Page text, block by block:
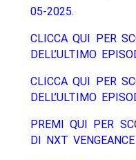
05-2025.
CLICCA QUI PER
DELL’ULTIMO
CLICCA QUI PER
DELL’ULTIMO
PREMI QUI PER
DI NXT